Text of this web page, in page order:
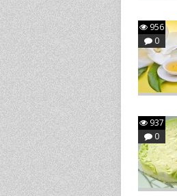
956
0
937
0